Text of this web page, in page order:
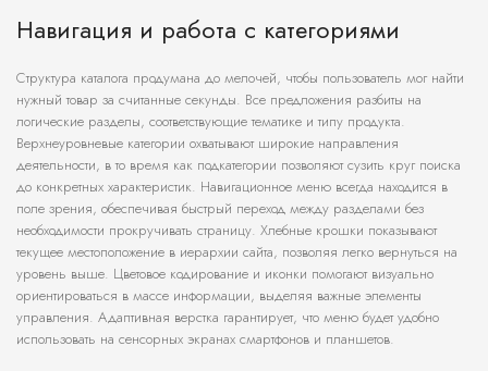
Навигация и работа с категориями
Структура каталога продумана до мелочей, чтобы пользователь мог найти
нужный товар за считанные секунды. Все предложения разбиты на
логические разделы, соответствующие тематике и типу продукта.
Верхнеуровневые категории охватывают широкие направления
деятельности, в то время как подкатегории позволяют сузить круг поиска
до конкретных характеристик. Навигационное меню всегда находится в
поле зрения, обеспечивая быстрый переход между разделами без
необходимости прокручивать страницу. Хлебные крошки показывают
текущее местоположение в иерархии сайта, позволяя легко вернуться на
уровень выше. Цветовое кодирование и иконки помогают визуально
ориентироваться в массе информации, выделяя важные элементы
управления. Адаптивная верстка гарантирует, что меню будет удобно
использовать на сенсорных экранах смартфонов и планшетов.